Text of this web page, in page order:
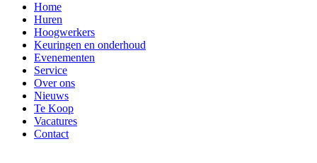
Home
Huren
Hoogwerkers
Keuringen en onderhoud
Evenementen
Service
Over ons
Nieuws
Te Koop
Vacatures
Contact